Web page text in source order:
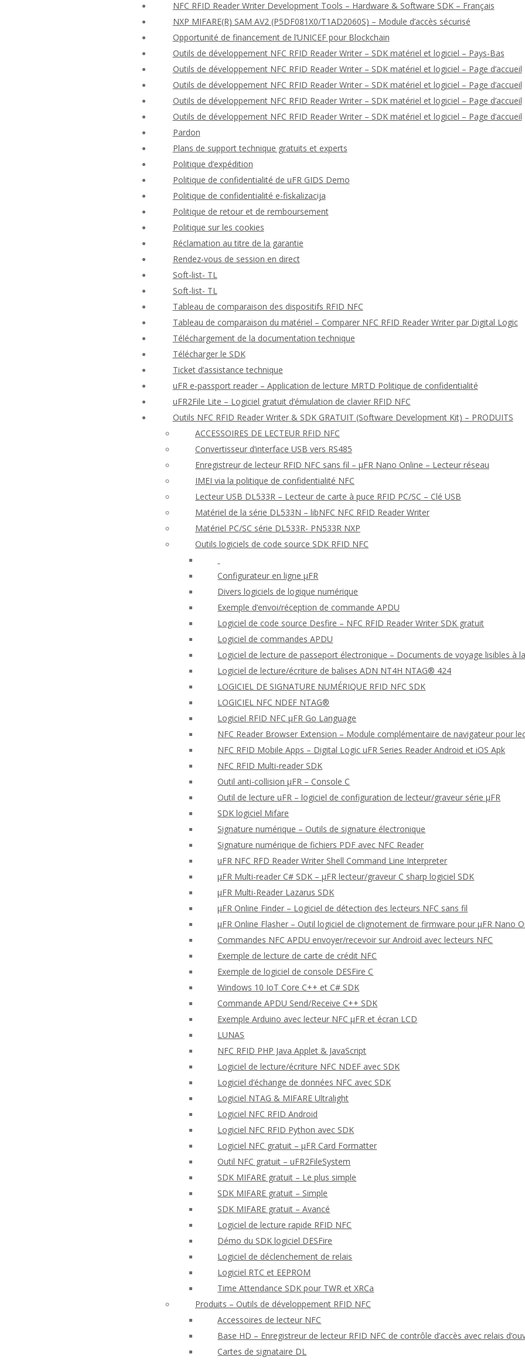
NFC RFID Reader Writer Development Tools – Hardware & Software SDK – Français
NXP MIFARE(R) SAM AV2 (P5DF081X0/T1AD2060S) – Module d’accès sécurisé
Opportunité de financement de l’UNICEF pour Blockchain
Outils de développement NFC RFID Reader Writer – SDK matériel et logiciel – Pays-Bas
Outils de développement NFC RFID Reader Writer – SDK matériel et logiciel – Page d’accueil
Outils de développement NFC RFID Reader Writer – SDK matériel et logiciel – Page d’accueil
Outils de développement NFC RFID Reader Writer – SDK matériel et logiciel – Page d’accueil
Outils de développement NFC RFID Reader Writer – SDK matériel et logiciel – Page d’accueil
Pardon
Plans de support technique gratuits et experts
Politique d’expédition
Politique de confidentialité de uFR GIDS Demo
Politique de confidentialité e-fiskalizacija
Politique de retour et de remboursement
Politique sur les cookies
Réclamation au titre de la garantie
Rendez-vous de session en direct
Soft-list- TL
Soft-list- TL
Tableau de comparaison des dispositifs RFID NFC
Tableau de comparaison du matériel – Comparer NFC RFID Reader Writer par Digital Logic
Téléchargement de la documentation technique
Télécharger le SDK
Ticket d’assistance technique
uFR e-passport reader – Application de lecture MRTD Politique de confidentialité
uFR2File Lite – Logiciel gratuit d’émulation de clavier RFID NFC
Outils NFC RFID Reader Writer & SDK GRATUIT (Software Development Kit) – PRODUITS
ACCESSOIRES DE LECTEUR RFID NFC
Convertisseur d’interface USB vers RS485
Enregistreur de lecteur RFID NFC sans fil – μFR Nano Online – Lecteur réseau
IMEI via la politique de confidentialité NFC
Lecteur USB DL533R – Lecteur de carte à puce RFID PC/SC – Clé USB
Matériel de la série DL533N – libNFC NFC RFID Reader Writer
Matériel PC/SC série DL533R- PN533R NXP
Outils logiciels de code source SDK RFID NFC
Configurateur en ligne μFR
Divers logiciels de logique numérique
Exemple d’envoi/réception de commande APDU
Logiciel de code source Desfire – NFC RFID Reader Writer SDK gratuit
Logiciel de commandes APDU
Logiciel de lecture de passeport électronique – Documents de voyage lisibles à
Logiciel de lecture/écriture de balises ADN NT4H NTAG® 424
LOGICIEL DE SIGNATURE NUMÉRIQUE RFID NFC SDK
LOGICIEL NFC NDEF NTAG®
Logiciel RFID NFC μFR Go Language
NFC Reader Browser Extension – Module complémentaire de navigateur pour
NFC RFID Mobile Apps – Digital Logic uFR Series Reader Android et iOS Apk
NFC RFID Multi-reader SDK
Outil anti-collision μFR – Console C
Outil de lecture uFR – logiciel de configuration de lecteur/graveur série μFR
SDK logiciel Mifare
Signature numérique – Outils de signature électronique
Signature numérique de fichiers PDF avec NFC Reader
uFR NFC RFD Reader Writer Shell Command Line Interpreter
μFR Multi-reader C# SDK – μFR lecteur/graveur C sharp logiciel SDK
μFR Multi-Reader Lazarus SDK
μFR Online Finder – Logiciel de détection des lecteurs NFC sans fil
μFR Online Flasher – Outil logiciel de clignotement de firmware pour μFR Nano
Commandes NFC APDU envoyer/recevoir sur Android avec lecteurs NFC
Exemple de lecture de carte de crédit NFC
Exemple de logiciel de console DESFire C
Windows 10 IoT Core C++ et C# SDK
Commande APDU Send/Receive C++ SDK
Exemple Arduino avec lecteur NFC μFR et écran LCD
LUNAS
NFC RFID PHP Java Applet & JavaScript
Logiciel de lecture/écriture NFC NDEF avec SDK
Logiciel d’échange de données NFC avec SDK
Logiciel NTAG & MIFARE Ultralight
Logiciel NFC RFID Android
Logiciel NFC RFID Python avec SDK
Logiciel NFC gratuit – μFR Card Formatter
Outil NFC gratuit – uFR2FileSystem
SDK MIFARE gratuit – Le plus simple
SDK MIFARE gratuit – Simple
SDK MIFARE gratuit – Avancé
Logiciel de lecture rapide RFID NFC
Démo du SDK logiciel DESFire
Logiciel de déclenchement de relais
Logiciel RTC et EEPROM
Time Attendance SDK pour TWR et XRCa
Produits – Outils de développement RFID NFC
Accessoires de lecteur NFC
Base HD – Enregistreur de lecteur RFID NFC de contrôle d’accès avec relais
Cartes de signataire DL